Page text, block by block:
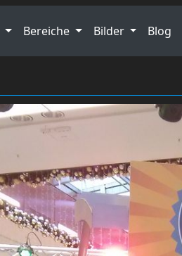
Bereiche Bilder Blog